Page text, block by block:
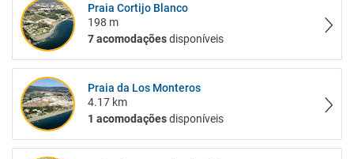
Praia Cortijo Blanco
198 m
7 acomodaçõesdisponíveis
Praia da Los Monteros
4.17 km
1 acomodaçõesdisponíveis